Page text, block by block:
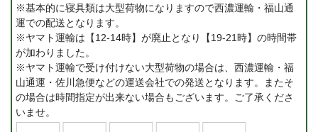
※基本的に寝具類は大型荷物になりますので西濃運輸・福山通
運での配送となります。
※ヤマト運輸は【12-14時】が廃止となり【19-21時】の時間帯
が加わりました。
※ヤマト運輸で受け付けない大型荷物の場合は、西濃運輸・福
山通運・佐川急便などの運送会社での発送となります。またそ
の場合は時間指定が出来ない場合もございます。ご了承くださ
いませ。